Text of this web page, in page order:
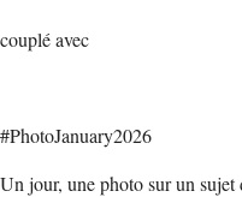
couplé avec
#PhotoJanuary2026
Un jour, une photo sur un sujet